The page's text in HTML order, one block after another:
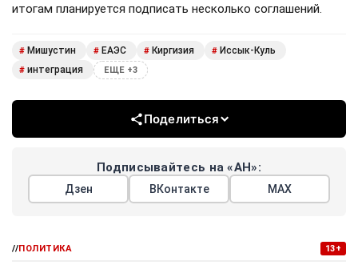
итогам планируется подписать несколько соглашений.
# Мишустин # ЕАЭС # Киргизия # Иссык-Куль
# интеграция ЕЩЕ +3
Поделиться
Подписывайтесь на «АН»:
Дзен ВКонтакте МАХ
//ПОЛИТИКА 13+